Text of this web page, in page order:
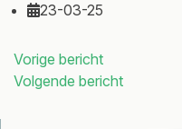
23-03-25
Bericht
navigatie
Vorige bericht
Volgende bericht